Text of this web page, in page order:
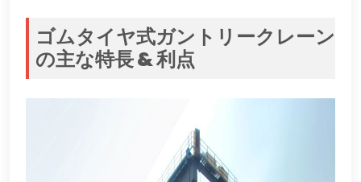
ゴムタイヤ式ガントリークレーン
の主な特長 & 利点